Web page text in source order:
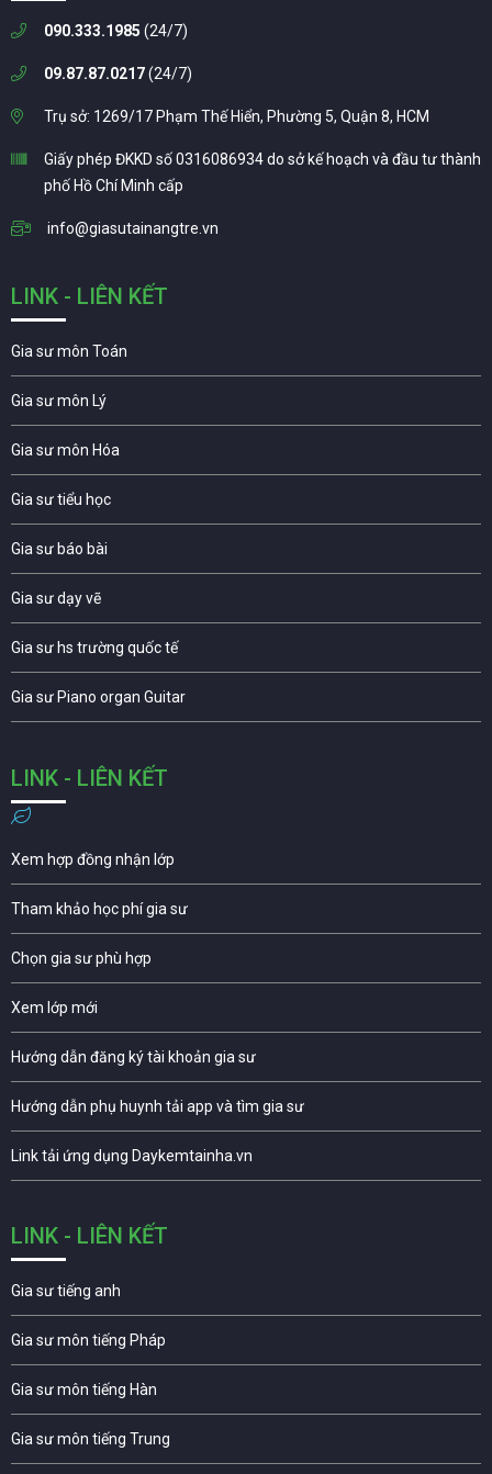
090.333.1985 (24/7)
09.87.87.0217(24/7)
Trụ sở: 1269/17 Phạm Thế Hiển, Phường 5, Quận 8, HCM
Giấy phép ĐKKD số 0316086934 do sở kế hoạch và đầu tư thành
phố Hồ Chí Minh cấp
info@giasutainangtre.vn
LINK - LIÊN KẾT
Gia sư môn Toán
Gia sư môn Lý
Gia sư môn Hóa
Gia sư tiểu học
Gia sư báo bài
Gia sư dạy vẽ
Gia sư hs trường quốc tế
Gia sư Piano organ Guitar
LINK - LIÊN KẾT
Xem hợp đồng nhận lớp
Tham khảo học phí gia sư
Chọn gia sư phù hợp
Xem lớp mới
Hướng dẫn đăng ký tài khoản gia sư
Hướng dẫn phụ huynh tải app và tìm gia sư
Link tải ứng dụng Daykemtainha.vn
LINK - LIÊN KẾT
Gia sư tiếng anh
Gia sư môn tiếng Pháp
Gia sư môn tiếng Hàn
Gia sư môn tiếng Trung